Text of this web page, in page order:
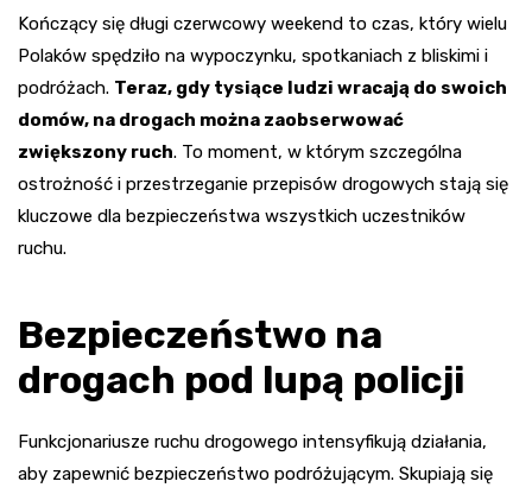
Kończący się długi czerwcowy weekend to czas, który wielu
Polaków spędziło na wypoczynku, spotkaniach z bliskimi i
podróżach. Teraz, gdy tysiące ludzi wracają do swoich
domów, na drogach można zaobserwować
zwiększony ruch. To moment, w którym szczególna
ostrożność i przestrzeganie przepisów drogowych stają się
kluczowe dla bezpieczeństwa wszystkich uczestników
ruchu.
Bezpieczeństwo na
drogach pod lupą policji
Funkcjonariusze ruchu drogowego intensyfikują działania,
aby zapewnić bezpieczeństwo podróżującym. Skupiają się